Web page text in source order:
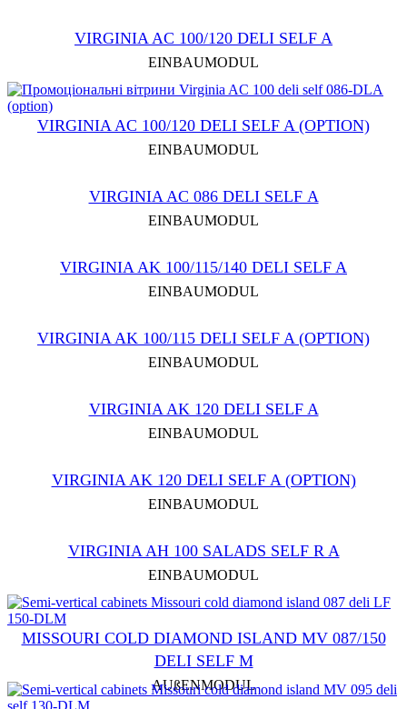
VIRGINIA AC 100/120 DELI SELF A
EINBAUMODUL
VIRGINIA AC 100/120 DELI SELF A (OPTION)
EINBAUMODUL
VIRGINIA AC 086 DELI SELF А
EINBAUMODUL
VIRGINIA AK 100/115/140 DELI SELF A
EINBAUMODUL
VIRGINIA AK 100/115 DELI SELF A (OPTION)
EINBAUMODUL
VIRGINIA AK 120 DELI SELF A
EINBAUMODUL
VIRGINIA AK 120 DELI SELF A (OPTION)
EINBAUMODUL
VIRGINIA AH 100 SALADS SELF R A
EINBAUMODUL
МISSOURI COLD DIAMOND ISLAND MV 087/150
DELI SELF M
AUßENMODUL